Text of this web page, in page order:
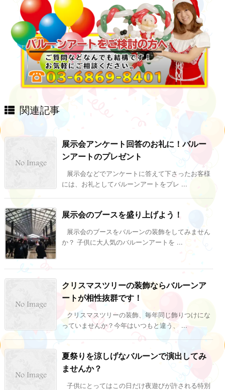
関連記事
展示会アンケート回答のお礼に！バルー
ンアートのプレゼント
展示会などでアンケートに答えて下さったお客様
には、お礼としてバルーンアートをプレ ...
展示会のブースを盛り上げよう！
展示会のブースをバルーンの装飾をしてみません
か？ 子供に大人気のバルーンアートを ...
クリスマスツリーの装飾ならバルーンア
ートが相性抜群です！
クリスマスツリーの装飾、毎年同じ飾りつけにな
っていませんか？今年はいつもと違う、 ...
夏祭りを涼しげなバルーンで演出してみ
ませんか？
子供にとってはこの日だけ夜遊びが許される特別